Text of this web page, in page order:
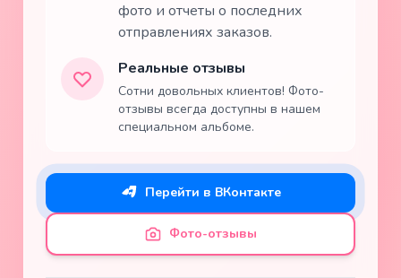
фото и отчеты о последних
отправлениях заказов.
Реальные отзывы
Сотни довольных клиентов! Фото-
отзывы всегда доступны в нашем
специальном альбоме.
Перейти в ВКонтакте
Фото-отзывы